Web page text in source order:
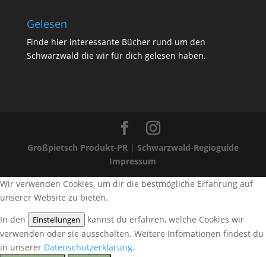
Gelesen
Finde hierinteressante Bücher rund um den
Schwarzwald die wir für dich gelesen haben.
Großpietsch Produkt-PR| Schwarzwald-Regioguide
Impressum
Wir verwenden Cookies, um dir die bestmögliche Erfahrung auf
unserer Website zu bieten.
In den
Einstellungen
kannst du erfahren, welche Cookies wir
verwenden oder sie ausschalten. Weitere Infomationen findest du
in unserer Datenschutzerklärung.